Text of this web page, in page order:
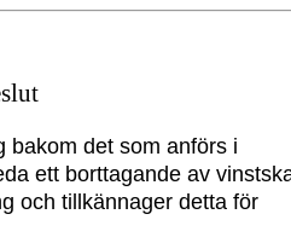
bakom det som anförs i
ett borttagande av
och tillkännager detta för